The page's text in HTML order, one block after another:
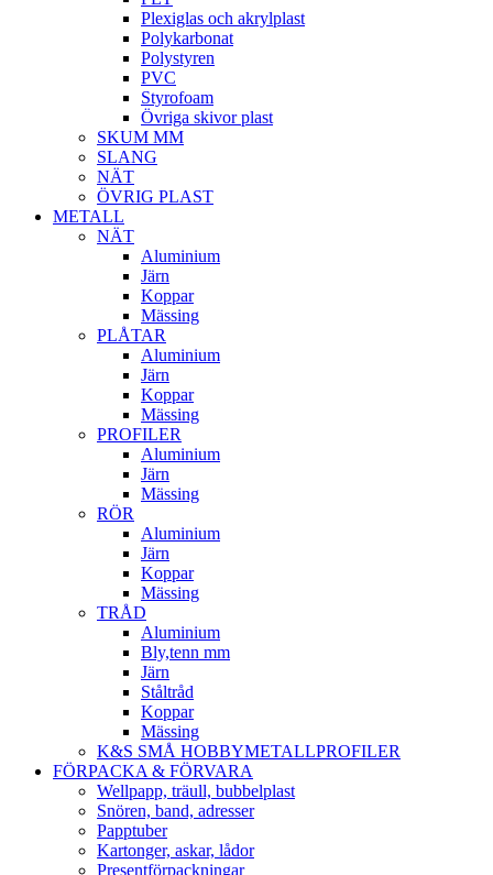
Plexiglas och akrylplast
Polykarbonat
Polystyren
PVC
Styrofoam
Övriga skivor plast
SKUM MM
SLANG
NÄT
ÖVRIG PLAST
METALL
NÄT
Aluminium
Järn
Koppar
Mässing
PLÅTAR
Aluminium
Järn
Koppar
Mässing
PROFILER
Aluminium
Järn
Mässing
RÖR
Aluminium
Järn
Koppar
Mässing
TRÅD
Aluminium
Bly,tenn mm
Järn
Ståltråd
Koppar
Mässing
K&S SMÅ HOBBYMETALLPROFILER
FÖRPACKA & FÖRVARA
Wellpapp, träull, bubbelplast
Snören, band, adresser
Papptuber
Kartonger, askar, lådor
Presentförpackningar